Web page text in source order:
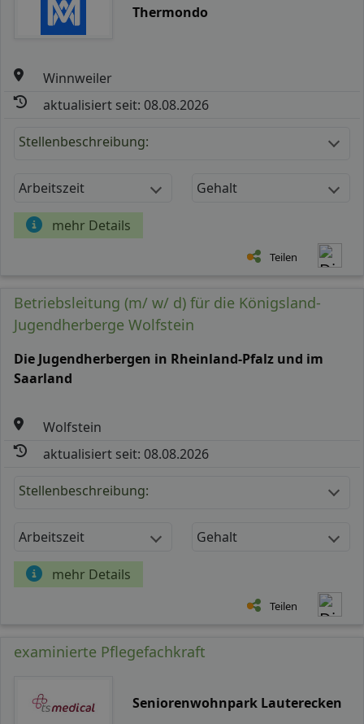
Thermondo
Winnweiler
aktualisiert seit: 08.08.2026
Stellenbeschreibung:
Arbeitszeit Gehalt
mehr Details
Teilen
Betriebsleitung (m/ w/ d) für die Königsland-
Jugendherberge Wolfstein
Die Jugendherbergen in Rheinland-Pfalz und im
Saarland
Wolfstein
aktualisiert seit: 08.08.2026
Stellenbeschreibung:
Arbeitszeit Gehalt
mehr Details
Teilen
examinierte Pflegefachkraft
Seniorenwohnpark Lauterecken